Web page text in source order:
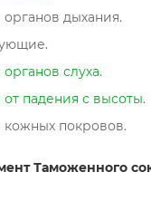
дыхания.
слуха.
падения с высоты.
покровов.
Таможенного